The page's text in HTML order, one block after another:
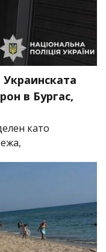
в Бургас,
като